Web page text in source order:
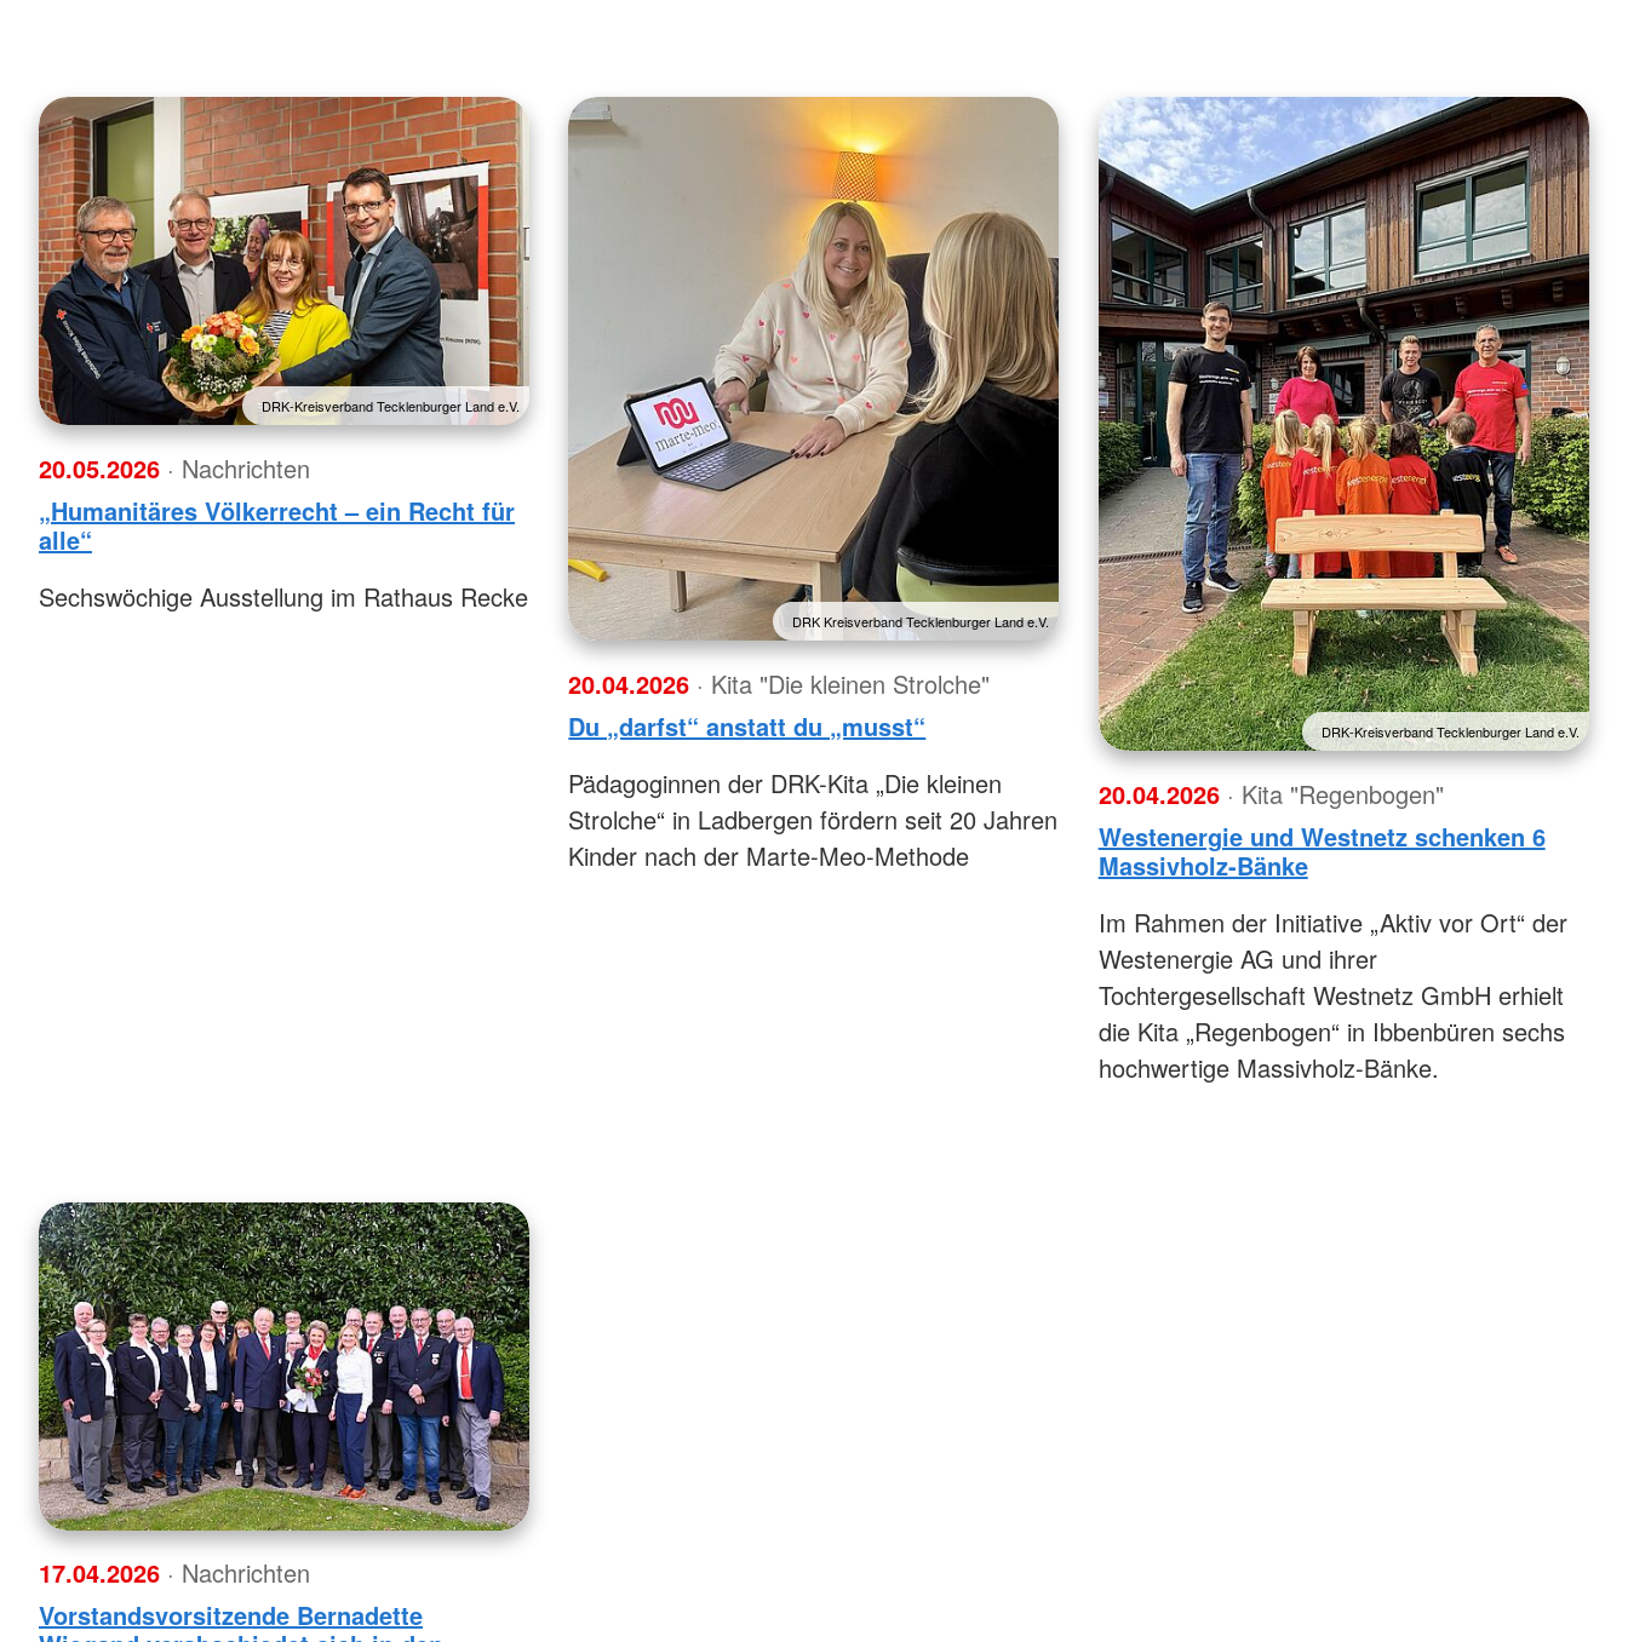
DRK-Kreisverband Tecklenburger Land e.V.
20.05.2026 · Nachrichten
„Humanitäres Völkerrecht – ein Recht für
alle“
Sechswöchige Ausstellung im Rathaus Recke
DRK Kreisverband Tecklenburger Land e.V.
20.04.2026 · Kita "Die kleinen Strolche"
Du „darfst“ anstatt du „musst“
Pädagoginnen der DRK-Kita „Die kleinen
Strolche“ in Ladbergen fördern seit 20 Jahren
Kinder nach der Marte-Meo-Methode
DRK-Kreisverband Tecklenburger Land e.V.
20.04.2026 · Kita "Regenbogen"
Westenergie und Westnetz schenken 6
Massivholz-Bänke
Im Rahmen der Initiative „Aktiv vor Ort“ der
Westenergie AG und ihrer
Tochtergesellschaft Westnetz GmbH erhielt
die Kita „Regenbogen“ in Ibbenbüren sechs
hochwertige Massivholz-Bänke.
17.04.2026 · Nachrichten
Vorstandsvorsitzende Bernadette